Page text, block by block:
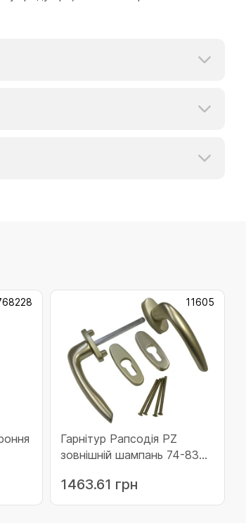
11605
Гарнітур Рапсодія PZ
зовнішній шампань 74-83
1463.61 грн